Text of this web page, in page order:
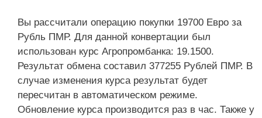
Вы рассчитали операцию покупки 19700 Евро за
Рубль ПМР. Для данной конвертации был
использован курс Агропромбанка: 19.1500.
Результат обмена составил 377255 Рублей ПМР. В
случае изменения курса результат будет
пересчитан в автоматическом режиме.
Обновление курса производится раз в час. Также у